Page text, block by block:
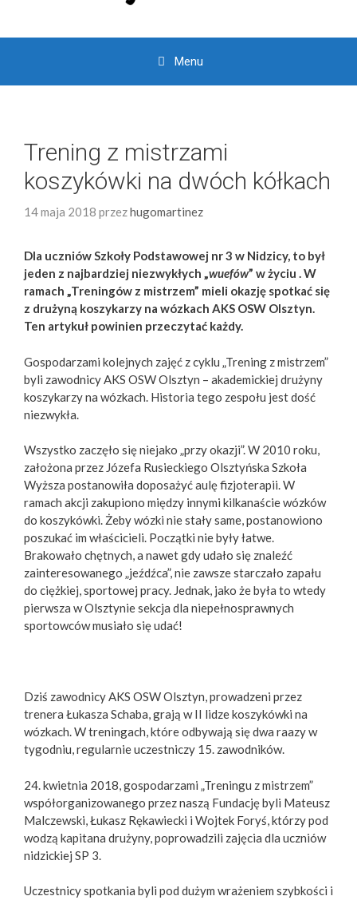
Menu
Trening z mistrzami
koszykówki na dwóch kółkach
14 maja 2018 przezhugomartinez
Dla uczniów Szkoły Podstawowej nr 3 w Nidzicy, to był
jeden z najbardziej niezwykłych „wuefów” w życiu . W
ramach „Treningów z mistrzem” mieli okazję spotkać się
z drużyną koszykarzy na wózkach AKS OSW Olsztyn.
Ten artykuł powinien przeczytać każdy.
Gospodarzami kolejnych zajęć z cyklu „Trening z mistrzem”
byli zawodnicy AKS OSW Olsztyn – akademickiej drużyny
koszykarzy na wózkach. Historia tego zespołu jest dość
niezwykła.
Wszystko zaczęło się niejako „przy okazji”. W 2010 roku,
założona przez Józefa Rusieckiego Olsztyńska Szkoła
Wyższa postanowiła doposażyć aulę fizjoterapii. W
ramach akcji zakupiono między innymi kilkanaście wózków
do koszykówki. Żeby wózki nie stały same, postanowiono
poszukać im właścicieli. Początki nie były łatwe.
Brakowało chętnych, a nawet gdy udało się znaleźć
zainteresowanego „jeźdźca”, nie zawsze starczało zapału
do ciężkiej, sportowej pracy. Jednak, jako że była to wtedy
pierwsza w Olsztynie sekcja dla niepełnosprawnych
sportowców musiało się udać!
Dziś zawodnicy AKS OSW Olsztyn, prowadzeni przez
trenera Łukasza Schaba, grają w II lidze koszykówki na
wózkach. W treningach, które odbywają się dwa raazy w
tygodniu, regularnie uczestniczy 15. zawodników.
24. kwietnia 2018, gospodarzami „Treningu z mistrzem”
współorganizowanego przez naszą Fundację byli Mateusz
Malczewski, Łukasz Rękawiecki i Wojtek Foryś, którzy pod
wodzą kapitana drużyny, poprowadzili zajęcia dla uczniów
nidzickiej SP 3.
Uczestnicy spotkania byli pod dużym wrażeniem szybkości i